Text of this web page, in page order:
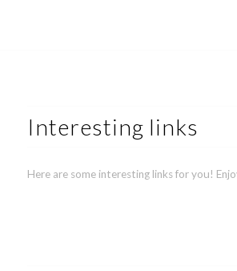
Interesting links
Here are some interesting links for you!